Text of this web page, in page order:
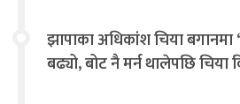
झापाका अधिकांश चिया बगानमा
बढ्यो, बोट नै मर्न थालेपछि चिया